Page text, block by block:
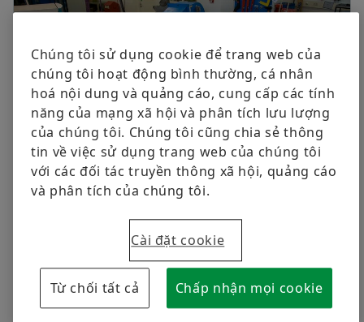
Các vòng bi khác
Dịch vụ
Expertise in Bearing Technology and
Tải về
18/05/2020
Đặt hàng ngay
Cơ sở thử nghiệm đường ray tại Schweinfurt của
Schaeffler: Sàn thử nghiệm vòng bi ổ trục đặc biệt
có thể mô phỏng tốc độ di chuyển lên tới 545
km/g (và tốc độ thử nghiệm lên tới 600 km/g)
cũng như tải trọng trục 40 tấn.
Chúng tôi sử dụng cookie để trang web của
chúng tôi hoạt động bình thường, cá nhân
hoá nội dung và quảng cáo, cung cấp các tính
năng của mạng xã hội và phân tích lưu lượng
của chúng tôi. Chúng tôi cũng chia sẻ thông
tin về việc sử dụng trang web của chúng tôi
với các đối tác truyền thông xã hội, quảng cáo
và phân tích của chúng tôi.
Cài đặt cookie
Từ chối tất cả Chấp nhận mọi cookie